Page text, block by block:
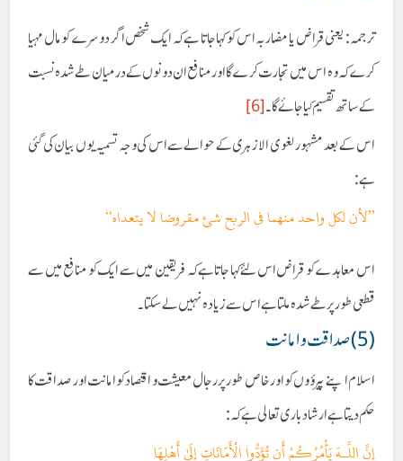
ترجمہ: یعنی قراض یا مضاربہ اس کو کہا جاتا ہے کہ ایک شخص اگر دوسرے کو مال مہیا
کرے کہ وہ اس میں تجارت کرے گا اورمنافع ان دونوں کے درمیان طے شدہ نسبت
کے ساتھ تقسیم کیا جائے گا ۔ [6]
اس کے بعد مشہور لغوی الازہری کے حوالے سے اس کی وجہ تسمیہ یوں بیان کی گئی
ہے:
’’لأن لکل واحد منهما فی الربح شئ مقروضا لا يتعداہ‘‘
اس معاہدے کو قراض اس لئے کہا جاتاہے کہ فریقین میں سے ایک کو منافع میں سے
قطعی طور پر طے شدہ ملتا ہے اس سے زیادہ نہیں لے سکتا ۔
(5)صداقت و امانت
اسلام اپنے پیرؤوں کو اور خاص طور پر رجال معیشت و اقتصاد کو امانت اور صداقت کا
حکم دیتا ہے ارشاد باری تعالی ہے کہ :
إِنَّ اللَّـهَ يَأْمُرُكُمْ أَن تُؤَدُّوا الْأَمَانَاتِ إِلَىٰ أَهْلِهَا